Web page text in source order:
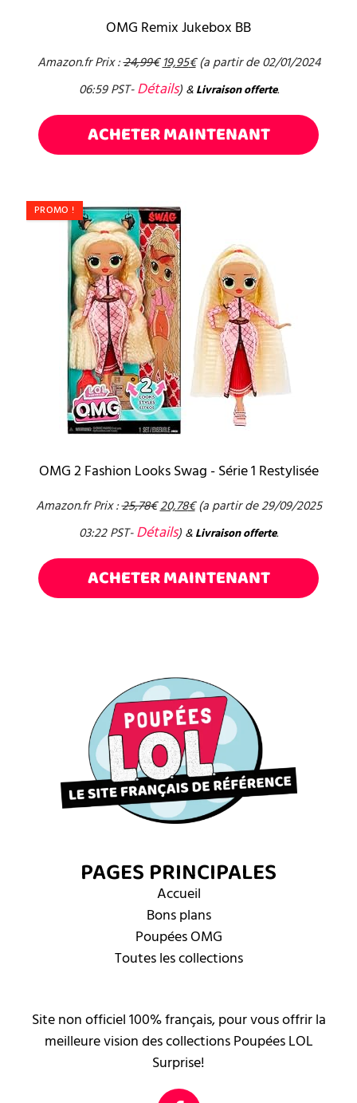
OMG Remix Jukebox BB
Amazon.fr Prix :24,99€ 19,95€(a partir de 02/01/2024
06:59 PST-Détails) & Livraison offerte.
ACHETER MAINTENANT
OMG 2 Fashion Looks Swag - Série 1 Restylisée
PROMO !
Amazon.fr Prix :25,78€ 20,78€(a partir de 29/09/2025
03:22 PST-Détails) & Livraison offerte.
ACHETER MAINTENANT
PAGES PRINCIPALES
Accueil
Bons plans
Poupées OMG
Toutes les collections
Site non officiel 100% français, pour vous offrir la
meilleure vision des collections Poupées LOL
Surprise!